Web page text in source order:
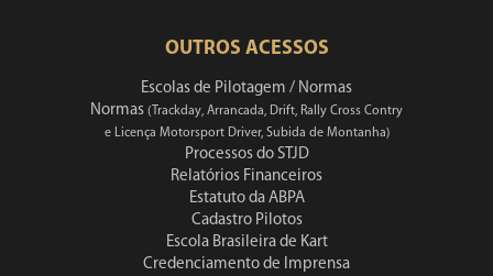
OUTROS ACESSOS
Escolas de Pilotagem / Normas
Normas (Trackday, Arrancada, Drift, Rally Cross Contry
e Licença Motorsport Driver, Subida de Montanha)
Processos do STJD
Relatórios Financeiros
Estatuto da ABPA
Cadastro Pilotos
Escola Brasileira de Kart
Credenciamento de Imprensa